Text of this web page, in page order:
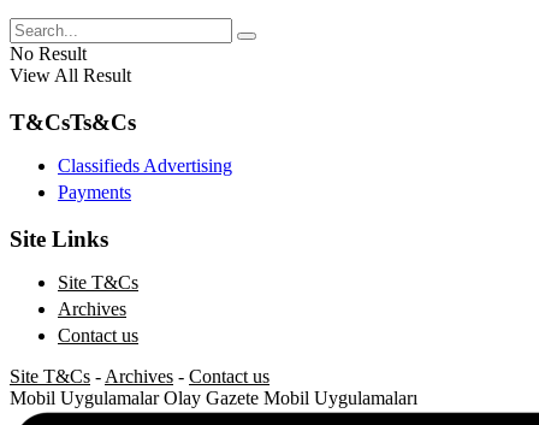
No Result
View All Result
T&CsTs&Cs
Classifieds Advertising
Payments
Site Links
Site T&Cs
Archives
Contact us
Site T&Cs - Archives - Contact us
Mobil Uygulamalar Olay Gazete Mobil Uygulamaları